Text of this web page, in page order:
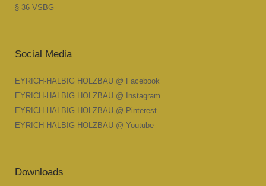
§ 36 VSBG
Social Media
EYRICH-HALBIG HOLZBAU @ Facebook
EYRICH-HALBIG HOLZBAU @ Instagram
EYRICH-HALBIG HOLZBAU @ Pinterest
EYRICH-HALBIG HOLZBAU @ Youtube
Downloads